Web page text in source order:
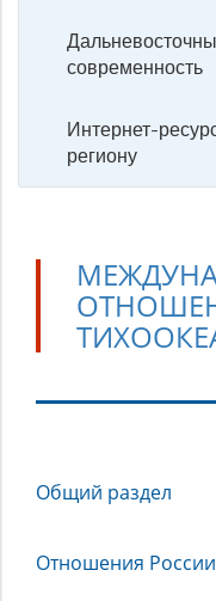
современность
Интернет-
региону
отношения
Азиатско-
Общий раздел
Отношения